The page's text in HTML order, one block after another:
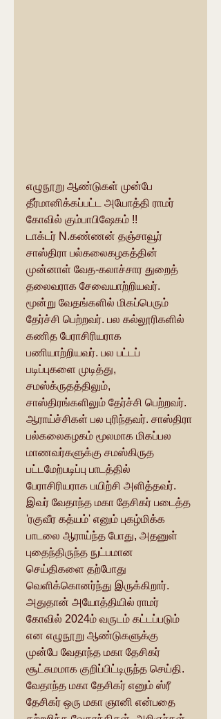
எழுநூறு ஆண்டுகள் முன்பே
தீர்மானிக்கப்பட்ட அயோத்தி ராமர்
கோவில் கும்பாபிஷேகம் !!
டாக்டர் N.கண்ணன் தஞ்சாவூர்
சாஸ்திரா பல்கலைகழகத்தின்
முன்னாள் வேத-கலாச்சார துறைத்
தலைவராக சேவையாற்றியவர்.
மூன்று வேதங்களில் மிகப்பெரும்
தேர்ச்சி பெற்றவர். பல கல்லூரிகளில்
கணித பேராசிரியராக
பணியாற்றியவர். பல பட்டப்
படிப்புகளை முடித்து,
சமஸ்க்ருதத்திலும்,
சாஸ்திரங்களிலும் தேர்ச்சி பெற்றவர்.
ஆராய்ச்சிகள் பல புரிந்தவர். சாஸ்திரா
பல்கலைகழகம் மூலமாக மிகப்பல
மாணவர்களுக்கு சமஸ்கிருத
பட்டமேற்படிப்பு பாடத்தில்
பேராசிரியராக பயிற்சி அளித்தவர்.
இவர் வேதாந்த மகா தேசிகர் படைத்த
'ரகுவீர கத்யம்' எனும் புகழ்மிக்க
பாடலை ஆராய்ந்த போது, அதனுள்
புதைந்திருந்த நுட்பமான
செய்திகளை தற்போது
வெளிக்கொனர்ந்து இருக்கிறார்.
அதுதான் அயோத்தியில் ராமர்
கோவில் 2024ம் வருடம் கட்டப்படும்
என எழுநூறு ஆண்டுகளுக்கு
முன்பே வேதாந்த மகா தேசிகர்
சூட்சுமமாக குறிப்பிட்டிருந்த செய்தி.
வேதாந்த மகா தேசிகர் எனும் ஸ்ரீ
தேசிகர் ஒரு மகா ஞானி என்பதை